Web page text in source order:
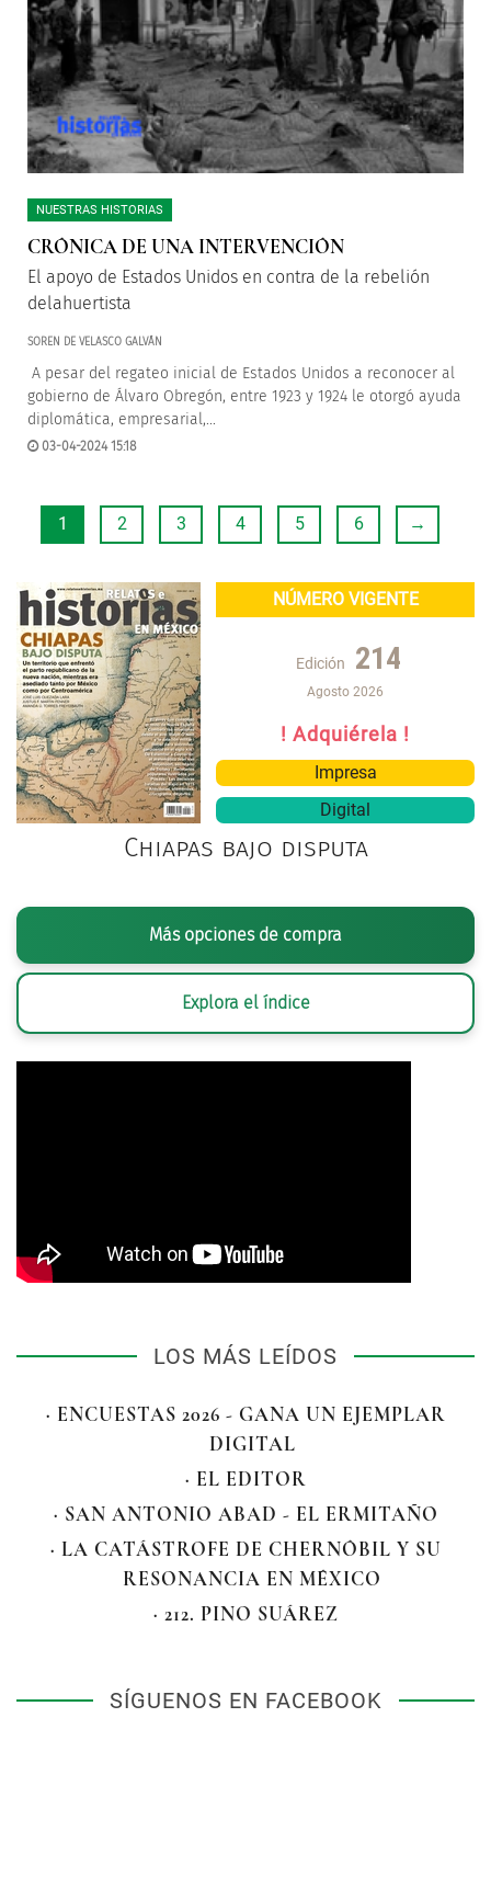
NUESTRAS HISTORIAS
CRÓNICA DE UNA INTERVENCIÓN
El apoyo de Estados Unidos en contra de la rebelión
delahuertista
SOREN DE VELASCO GALVÁN
A pesar del regateo inicial de Estados Unidos a reconocer al
gobierno de Álvaro Obregón, entre 1923 y 1924 le otorgó ayuda
diplomática, empresarial,...
03-04-2024 15:18
1 2 3 4 5 6 →
NÚMERO VIGENTE
Edición 214
Agosto 2026
! Adquiérela !
Impresa
Digital
Chiapas bajo disputa
Más opciones de compra
Explora el índice
LOS MÁS LEÍDOS
· ENCUESTAS 2026 - GANA UN EJEMPLAR
DIGITAL
· EL EDITOR
· SAN ANTONIO ABAD - EL ERMITAÑO
· LA CATÁSTROFE DE CHERNÓBIL Y SU
RESONANCIA EN MÉXICO
· 212. PINO SUÁREZ
SÍGUENOS EN FACEBOOK